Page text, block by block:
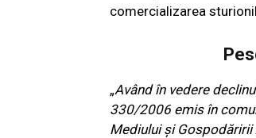
comercializarea
„Având în vedere
330/2006 emis în
Mediului și